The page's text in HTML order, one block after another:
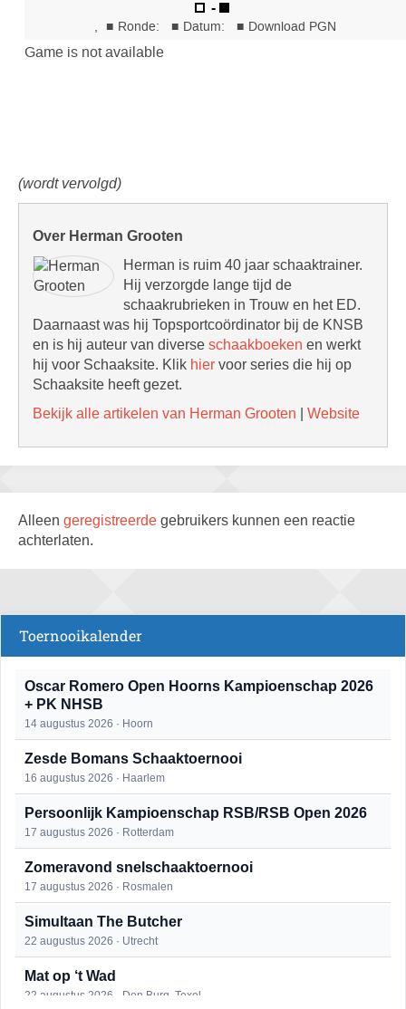
(wordt vervolgd)
Over Herman Grooten
Herman is ruim 40 jaar schaaktrainer.
Hij verzorgde lange tijd de
schaakrubrieken in Trouw en het ED.
Daarnaast was hij Topsportcoördinator bij de KNSB
en is hij auteur van diverse schaakboeken en werkt
hij voor Schaaksite. Klik hier voor series die hij op
Schaaksite heeft gezet.
Bekijk alle artikelen van Herman Grooten
Website
Alleen geregistreerde gebruikers kunnen een reactie
achterlaten.
Toernooikalender
Oscar Romero Open Hoorns Kampioenschap 2026
+ PK NHSB
14 augustus 2026 · Hoorn
Zesde Bomans Schaaktoernooi
16 augustus 2026 · Haarlem
Persoonlijk Kampioenschap RSB/RSB Open 2026
17 augustus 2026 · Rotterdam
Zomeravond snelschaaktoernooi
17 augustus 2026 · Rosmalen
Simultaan The Butcher
22 augustus 2026 · Utrecht
Mat op ‘t Wad
22 augustus 2026 · Den Burg, Texel